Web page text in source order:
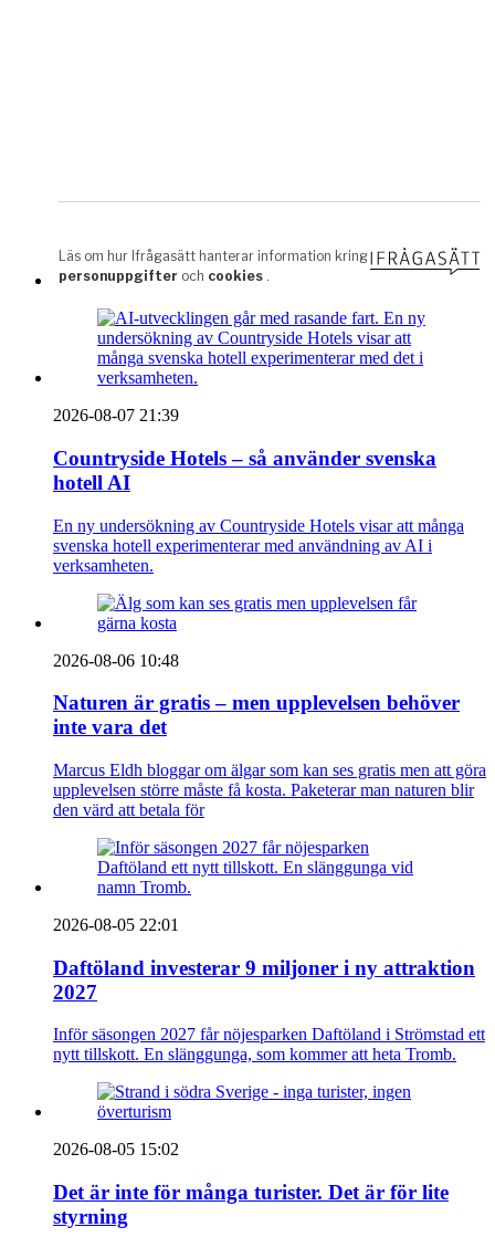
2026-08-07 21:39
Countryside Hotels – så använder svenska
hotell AI
En ny undersökning av Countryside Hotels visar att många
svenska hotell experimenterar med användning av AI i
verksamheten.
2026-08-06 10:48
Naturen är gratis – men upplevelsen behöver
inte vara det
Marcus Eldh bloggar om älgar som kan ses gratis men att göra
upplevelsen större måste få kosta. Paketerar man naturen blir
den värd att betala för
2026-08-05 22:01
Daftöland investerar 9 miljoner i ny attraktion
2027
Inför säsongen 2027 får nöjesparken Daftöland i Strömstad ett
nytt tillskott. En slänggunga, som kommer att heta Tromb.
2026-08-05 15:02
Det är inte för många turister. Det är för lite
styrning